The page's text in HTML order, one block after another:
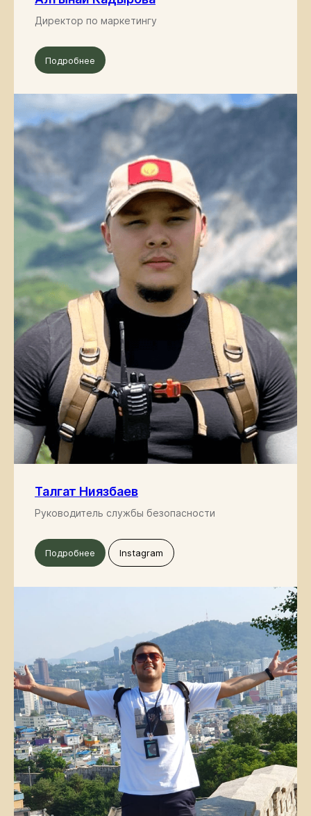
Директор по маркетингу
Подробнее
Талгат Ниязбаев
Руководитель службы безопасности
Подробнее Instagram
СВЯЖИТЕСЬ
С НАМИ
Навигация
О нас
Контакты
Гид
Статьи
Услуги
Туры
Джип туры в
самом центре
Есть вопросы или нужна
дополнительная информация?
Используйте форму ниже, чтобы
+996
Отправить
Нажимая кнопку, вы соглашаетесь
сполитикой конфиденциальности